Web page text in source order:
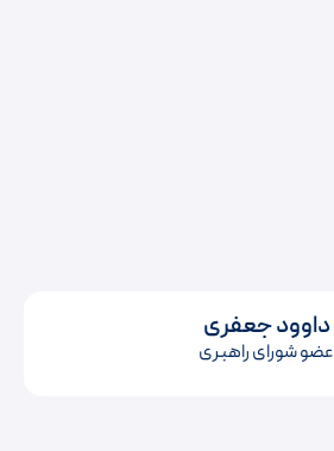
داوود جعفری
عضو شورای راهبری